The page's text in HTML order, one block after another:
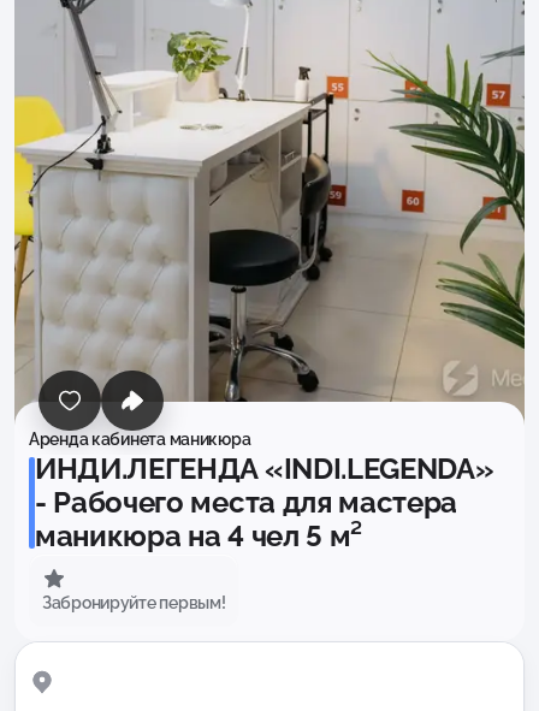
Аренда кабинета маникюра
ИНДИ.ЛЕГЕНДА «INDI.LEGENDA»
- Рабочего места для мастера
маникюра на 4 чел 5 м²
Забронируйте первым!